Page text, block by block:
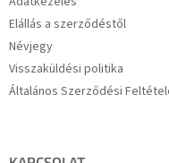
Elállás a szerződéstől
Névjegy
Visszaküldési politika
Általános Szerződési